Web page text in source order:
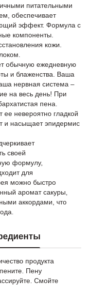
питательными
обеспечивает
эффект. Формула с
компоненты.
кожи.
обычную ежедневную
и блаженства. Ваша
нервная система –
на весь день! При
пена.
ее невероятно гладкой
и насыщает эпидермис
своей
формулу,
для
можно быстро
аромат сакуры,
аккордами, что
продукта
Пену
Смойте